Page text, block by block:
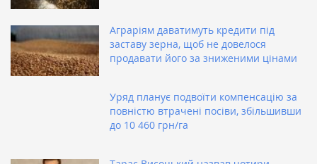
Аграріям даватимуть кредити під
заставу зерна, щоб не довелося
продавати його за зниженими цінами
Уряд планує подвоїти компенсацію за
повністю втрачені посіви, збільшивши
до 10 460 грн/га